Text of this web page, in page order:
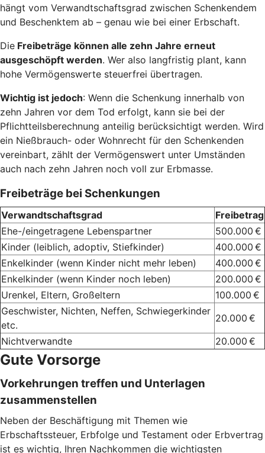
hängt vom Verwandtschaftsgrad zwischen Schenkendem
und Beschenktem ab – genau wie bei einer Erbschaft.
Die Freibeträge können alle zehn Jahre erneut
ausgeschöpft werden. Wer also langfristig plant, kann
hohe Vermögenswerte steuerfrei übertragen.
Wichtig ist jedoch: Wenn die Schenkung innerhalb von
zehn Jahren vor dem Tod erfolgt, kann sie bei der
Pflichtteilsberechnung anteilig berücksichtigt werden. Wird
ein Nießbrauch- oder Wohnrecht für den Schenkenden
vereinbart, zählt der Vermögenswert unter Umständen
auch nach zehn Jahren noch voll zur Erbmasse.
Freibeträge bei Schenkungen
Verwandtschaftsgrad
Freibetrag
Ehe-/eingetragene Lebenspartner
500.000 €
Kinder (leiblich, adoptiv, Stiefkinder)
400.000 €
Enkelkinder (wenn Kinder nicht mehr leben)
400.000 €
Enkelkinder (wenn Kinder noch leben)
200.000 €
Urenkel, Eltern, Großeltern
100.000 €
Geschwister, Nichten, Neffen, Schwiegerkinder
etc.
20.000 €
Nichtverwandte
20.000 €
Gute Vorsorge
Vorkehrungen treffen und Unterlagen
zusammenstellen
Neben der Beschäftigung mit Themen wie
Erbschaftssteuer, Erbfolge und Testament oder Erbvertrag
ist es wichtig, Ihren Nachkommen die wichtigsten